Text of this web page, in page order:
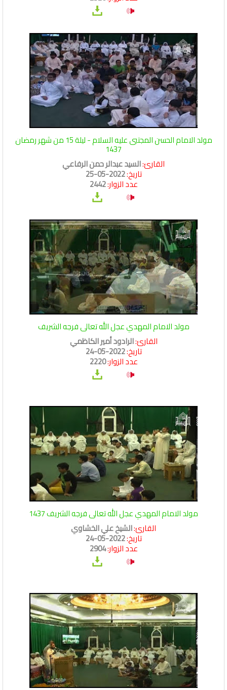
مولد الامام الحسن المجتبى عليه السلام - ليلة 15 من شهر رمضان
1437
القارئ:السيد عبدالر حمن الرفاعي
تاريخ:2022-05-25
عدد الزوار:2442
مولد الامام المهدي عجل الله تعالى فرجه الشريف
القارئ:الرادود أمير الكاظمي
تاريخ:2022-05-24
عدد الزوار:2220
مولد الامام المهدي عجل الله تعالى فرجه الشريف 1437
القارئ:الشيخ علي الخشاوي
تاريخ:2022-05-24
عدد الزوار:2904